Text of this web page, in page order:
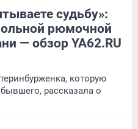
судьбу»:
рюмочной
— обзор YA62.RU
которую
рассказала о